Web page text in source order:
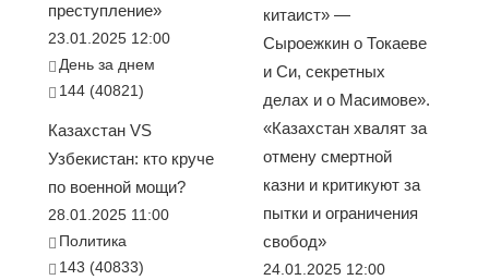
преступление»
23.01.2025 12:00
День за днем
144 (40821)
Казахстан VS
Узбекистан: кто круче
по военной мощи?
28.01.2025 11:00
Политика
143 (40833)
китаист» —
Сыроежкин о Токаеве
и Си, секретных
делах и о Масимове».
«Казахстан хвалят за
отмену смертной
казни и критикуют за
пытки и ограничения
свобод»
24.01.2025 12:00